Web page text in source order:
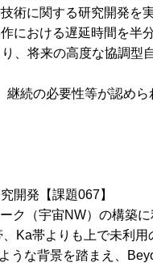
術に関する研究開発を
における遅延時間を半
、将来の高度な協調型
継続の必要性等が認めら
開発【課題067】
ク（宇宙NW）の構築
Ka帯よりも上で未利用
うな背景を踏まえ、